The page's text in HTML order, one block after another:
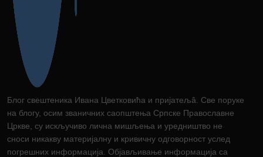
Блог свештеника Ивана Цветковића и пријатељâ. Све поруке
на блогу, осим званичних саопштења Српске Православне
Цркве, су искључиво лична мишљења и уредништво не
сноси никакву материјалну и кривичну одговорност услед
погрешних информација. Објављивање информација са